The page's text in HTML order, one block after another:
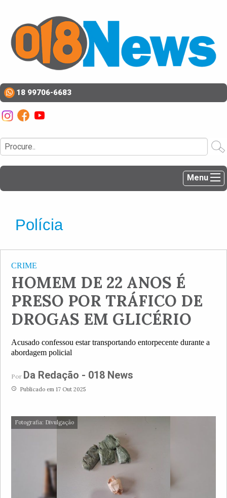
18 99706-6683
Menu
Polícia
CRIME
HOMEM DE 22 ANOS É
PRESO POR TRÁFICO DE
DROGAS EM GLICÉRIO
Acusado confessou estar transportando entorpecente durante a
abordagem policial
Por Da Redação - 018 News
access_time Publicado em 17 Out 2025
Fotografia: Divulgação